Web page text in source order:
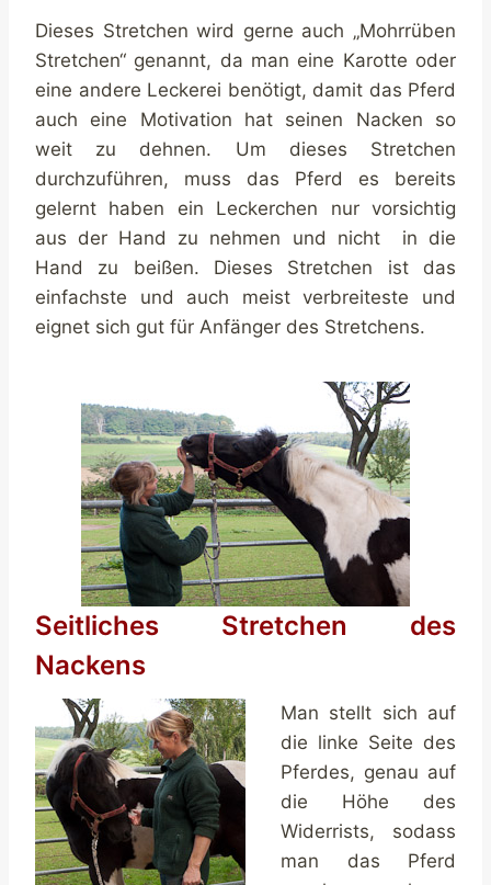
Dieses Stretchen wird gerne auch „Mohrrüben
Stretchen“ genannt, da man eine Karotte oder
eine andere Leckerei benötigt, damit das Pferd
auch eine Motivation hat seinen Nacken so
weit zu dehnen. Um dieses Stretchen
durchzuführen, muss das Pferd es bereits
gelernt haben ein Leckerchen nur vorsichtig
aus der Hand zu nehmen und nicht in die
Hand zu beißen. Dieses Stretchen ist das
einfachste und auch meist verbreiteste und
eignet sich gut für Anfänger des Stretchens.
Seitliches Stretchen des
Nackens
Man stellt sich auf
die linke Seite des
Pferdes, genau auf
die Höhe des
Widerrists, sodass
man das Pferd